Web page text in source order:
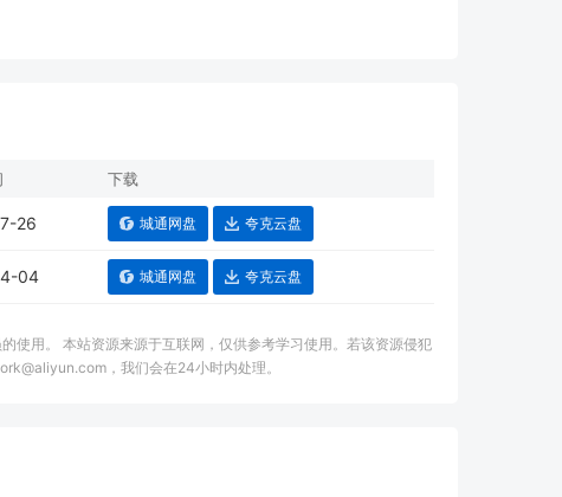
下载
26 城通网盘 夸克云盘
04 城通网盘 夸克云盘
使用。 本站资源来源于互联网，仅供参考学习使用。若该资源侵犯
，我们会在24小时内处理。